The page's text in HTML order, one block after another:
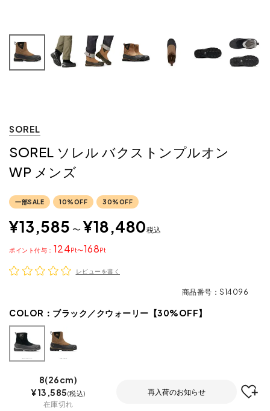
SOREL
SOREL ソレル バクストンプルオン
WP メンズ
一部SALE 10%OFF 30%OFF
¥13,585 〜 ¥18,480税込
124 〜168
ポイント
レビューを書く
商品番号 S14096
COLOR： ブラック／クウォーリー【30%OFF】
8(26cm)
¥13,585 税込
在庫切れ
再入荷のお知らせ